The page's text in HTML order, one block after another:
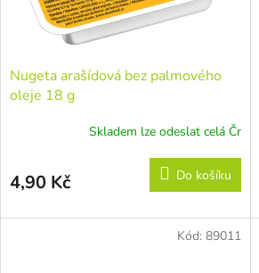
Nugeta arašídová bez palmového
oleje 18 g
Skladem lze odeslat celá Čr
4,90 Kč Do košíku
Kód: 89011